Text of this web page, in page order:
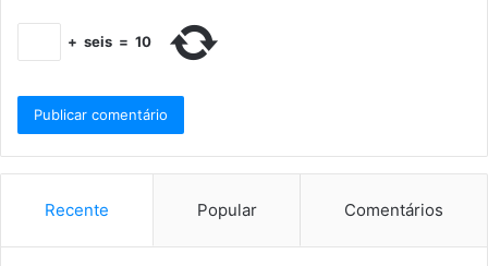
+ seis = 10
Recente Popular Comentários